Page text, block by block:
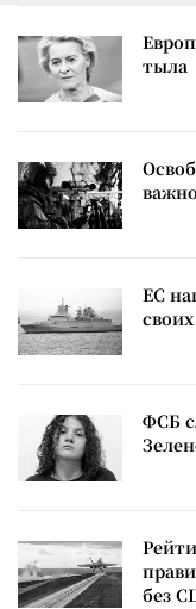
тыла
ЕС
ФСБ
без